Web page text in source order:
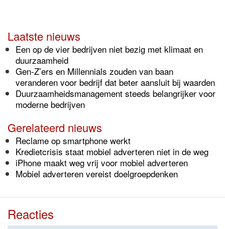
Laatste nieuws
Een op de vier bedrijven niet bezig met klimaat en
duurzaamheid
Gen-Z’ers en Millennials zouden van baan
veranderen voor bedrijf dat beter aansluit bij waarden
Duurzaamheidsmanagement steeds belangrijker voor
moderne bedrijven
Gerelateerd nieuws
Reclame op smartphone werkt
Kredietcrisis staat mobiel adverteren niet in de weg
iPhone maakt weg vrij voor mobiel adverteren
Mobiel adverteren vereist doelgroepdenken
Reacties